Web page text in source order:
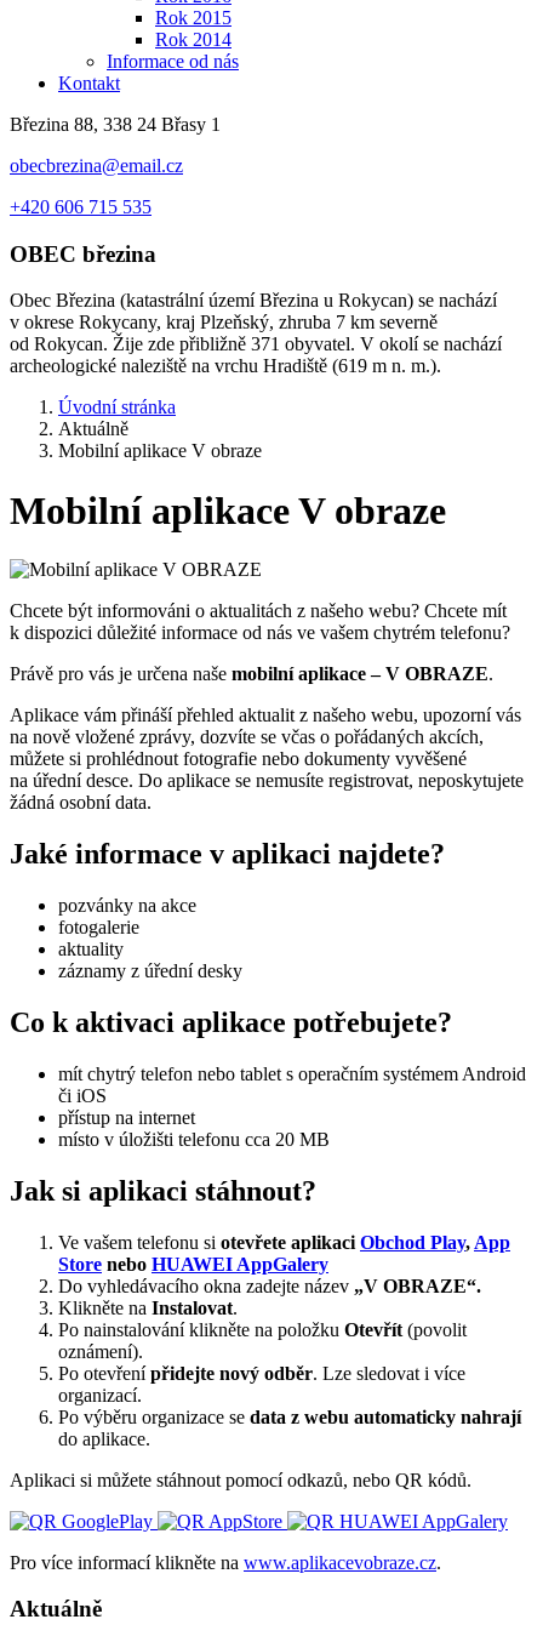
Rok 2015
Rok 2014
Informace od nás
Kontakt
Březina 88, 338 24 Břasy 1
obecbrezina@email.cz
+420 606 715 535
OBEC březina
Obec Březina (katastrální území Březina u Rokycan) se nachází
v okrese Rokycany, kraj Plzeňský, zhruba 7 km severně
od Rokycan. Žije zde přibližně 371 obyvatel. V okolí se nachází
archeologické naleziště na vrchu Hradiště (619 m n. m.).
Úvodní stránka
Aktuálně
Mobilní aplikace V obraze
Mobilní aplikace V obraze
Chcete být informováni o aktualitách z našeho webu? Chcete mít
k dispozici důležité informace od nás ve vašem chytrém telefonu?
Právě pro vás je určena naše mobilní aplikace – V OBRAZE.
Aplikace vám přináší přehled aktualit z našeho webu, upozorní vás
na nově vložené zprávy, dozvíte se včas o pořádaných akcích,
můžete si prohlédnout fotografie nebo dokumenty vyvěšené
na úřední desce. Do aplikace se nemusíte registrovat, neposkytujete
žádná osobní data.
Jaké informace v aplikaci najdete?
pozvánky na akce
fotogalerie
aktuality
záznamy z úřední desky
Co k aktivaci aplikace potřebujete?
mít chytrý telefon nebo tablet s operačním systémem Android
či iOS
přístup na internet
místo v úložišti telefonu cca 20 MB
Jak si aplikaci stáhnout?
Ve vašem telefonu si otevřete aplikaci Obchod Play, App
Store nebo HUAWEI AppGalery
Do vyhledávacího okna zadejte název „V OBRAZE“.
Klikněte na Instalovat.
Po nainstalování klikněte na položku Otevřít (povolit
oznámení).
Po otevřenípřidejte nový odběr. Lze sledovat i více
organizací.
Po výběru organizace se data z webu automaticky nahrají
do aplikace.
Aplikaci si můžete stáhnout pomocí odkazů, nebo QR kódů.
Pro více informací klikněte na www.aplikacevobraze.cz.
Aktuálně